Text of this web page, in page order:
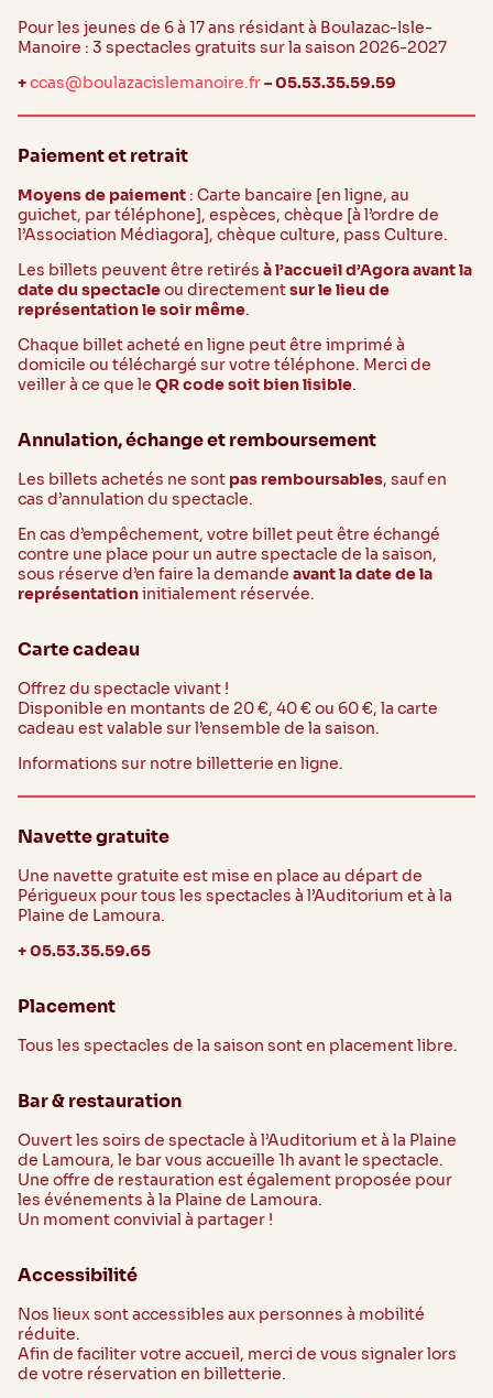
Pour les jeunes de 6 à 17 ans résidant à Boulazac-Isle-
Manoire : 3 spectacles gratuits sur la saison 2026-2027
+ccas@boulazacislemanoire.fr– 05.53.35.59.59
Paiement et retrait
Moyens de paiement : Carte bancaire [en ligne, au
guichet, par téléphone], espèces, chèque [à l’ordre de
l’Association Médiagora], chèque culture, pass Culture.
Les billets peuvent être retirés à l’accueil d’Agora avant la
date du spectacleou directementsur le lieu de
représentation le soir même.
Chaque billet acheté en ligne peut être imprimé à
domicile ou téléchargé sur votre téléphone. Merci de
veiller à ce que le QR code soit bien lisible.
Annulation, échange et remboursement
Les billets achetés ne sont pas remboursables, sauf en
cas d’annulation du spectacle.
En cas d’empêchement, votre billet peut être échangé
contre une place pour un autre spectacle de la saison,
sous réserve d’en faire la demande avant la date de la
représentationinitialement réservée.
Carte cadeau
Offrez du spectacle vivant !
Disponible en montants de 20 €, 40 € ou 60 €, la carte
cadeau est valable sur l’ensemble de la saison.
Informations sur notre billetterie en ligne.
Navette gratuite
Une navette gratuite est mise en place au départ de
Périgueux pour tous les spectacles à l’Auditorium et à la
Plaine de Lamoura.
+ 05.53.35.59.65
Placement
Tous les spectacles de la saison sont en placement libre.
Bar & restauration
Ouvert les soirs de spectacle à l’Auditorium et à la Plaine
de Lamoura, le bar vous accueille 1h avant le spectacle.
Une offre de restauration est également proposée pour
les événements à la Plaine de Lamoura.
Un moment convivial à partager !
Accessibilité
Nos lieux sont accessibles aux personnes à mobilité
réduite.
Afin de faciliter votre accueil, merci de vous signaler lors
de votre réservation en billetterie.